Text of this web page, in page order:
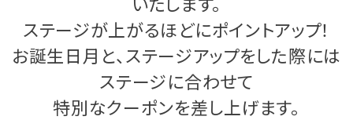
ステージが上がるほどにポイントアップ！
お誕生日月と、ステージアップをした際には
ステージに合わせて
特別なクーポンを差し上げます。